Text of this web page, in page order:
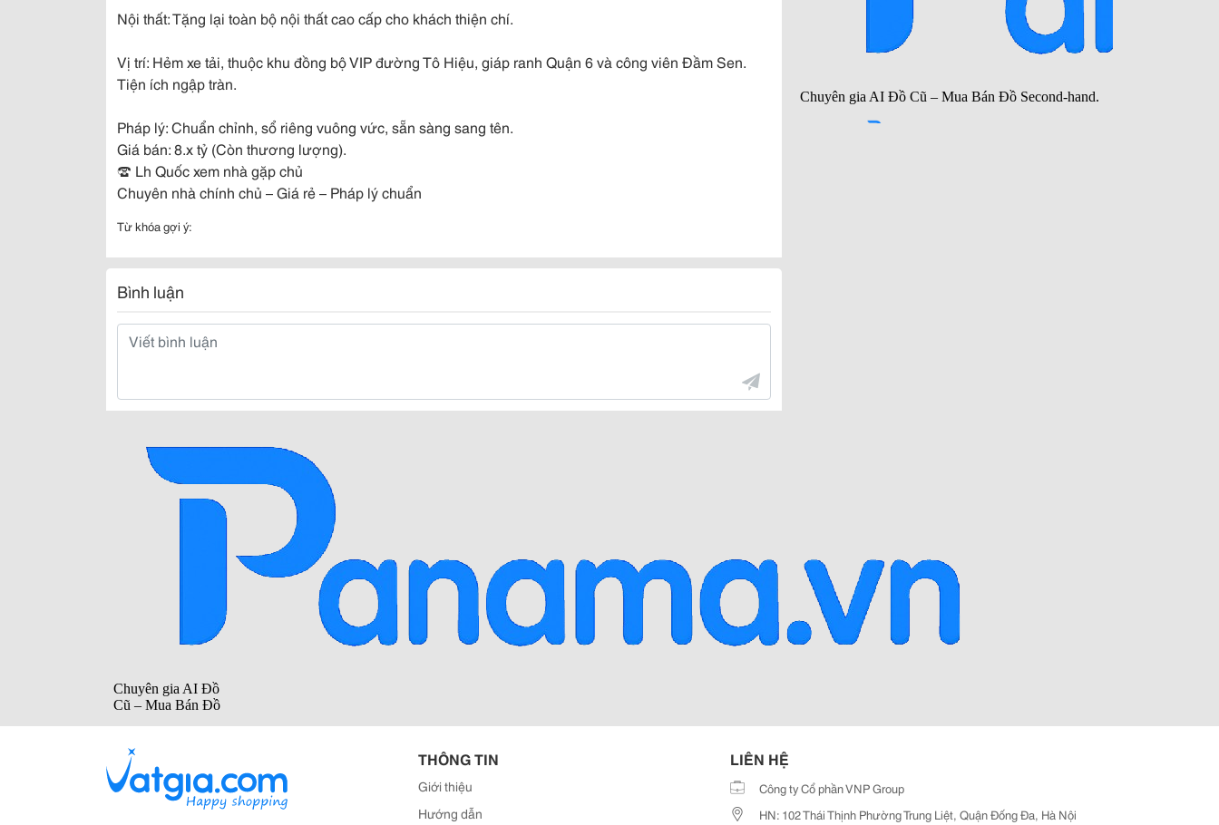
Nội thất: Tặng lại toàn bộ nội thất cao cấp cho khách thiện chí.
Vị trí: Hẻm xe tải, thuộc khu đồng bộ VIP đường Tô Hiệu, giáp ranh Quận 6 và công viên Đầm Sen.
Tiện ích ngập tràn.
Pháp lý: Chuẩn chỉnh, sổ riêng vuông vức, sẵn sàng sang tên.
Giá bán: 8.x tỷ (Còn thương lượng).
☎️ Lh Quốc xem nhà gặp chủ
Chuyên nhà chính chủ – Giá rẻ – Pháp lý chuẩn
Từ khóa gợi ý:
Bình luận
THÔNG TIN
Giới thiệu
Hướng dẫn
LIÊN HỆ
Công ty Cổ phần VNP Group
HN: 102 Thái Thịnh Phường Trung Liệt, Quận Đống Đa, Hà Nội